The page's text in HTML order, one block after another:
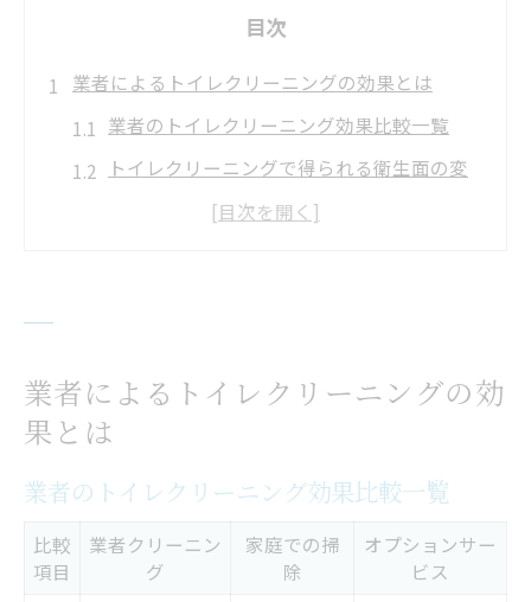
目次
業者によるトイレクリーニングの効果とは
業者のトイレクリーニング効果比較一覧
トイレクリーニングで得られる衛生面の変
プロに依頼するトイレ清掃の安心感を解説
清掃後の仕上がり満足度が高い理由
トイレクリーニングで衛生管理が楽にな
業者によるトイレクリーニングの効
果とは
業者のトイレクリーニング効果比較一覧
比較
項目
業者クリーニン
グ
家庭での掃
除
オプションサー
ビス